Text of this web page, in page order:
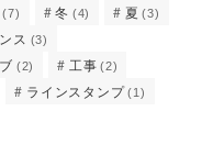
(7) 冬 (4) 夏 (3)
ス (3)
(2) 工事 (2)
ラインスタンプ (1)